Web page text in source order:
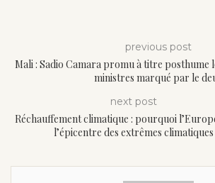
previous post
Mali : Sadio Camara promu à titre posthume
ministres marqué par le
next post
Réchauffement climatique : pourquoi
l’épicentre des extrêmes climatiques